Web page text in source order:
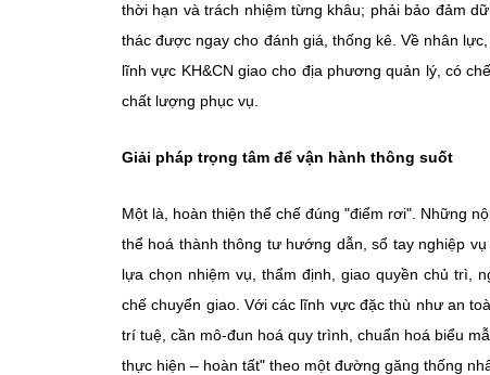
thời hạn và trách nhiệm từng khâu; phải bảo đảm
thác được ngay cho đánh giá, thống kê. Về nhân
lĩnh vực KH&CN giao cho địa phương quản lý, có
chất lượng phục vụ.
Giải pháp trọng tâm để vận hành thông suốt
Một là, hoàn thiện thể chế đúng "điểm rơi". Những
thể hoá thành thông tư hướng dẫn, sổ tay nghiệp
lựa chọn nhiệm vụ, thẩm định, giao quyền chủ trì,
chế chuyển giao. Với các lĩnh vực đặc thù như an
trí tuệ, cần mô-đun hoá quy trình, chuẩn hoá biểu
thực hiện – hoàn tất" theo một đường găng thống